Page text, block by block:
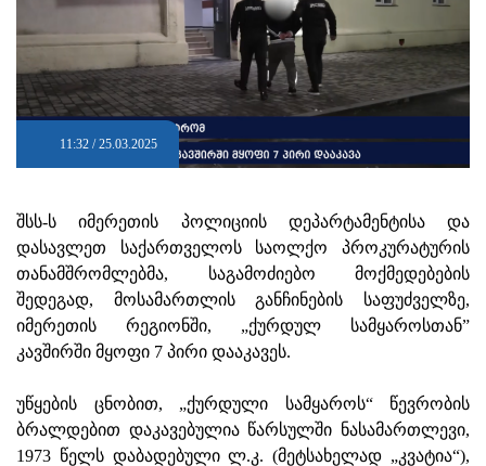
11:32 / 25.03.2025
შსს-ს იმერეთის პოლიციის დეპარტამენტისა და
დასავლეთ საქართველოს საოლქო პროკურატურის
თანამშრომლებმა, საგამოძიებო მოქმედებების
შედეგად, მოსამართლის განჩინების საფუძველზე,
იმერეთის რეგიონში, „ქურდულ სამყაროსთან”
კავშირში მყოფი 7 პირი დააკავეს.
უწყების ცნობით, „ქურდული სამყაროს“ წევრობის
ბრალდებით დაკავებულია წარსულში ნასამართლევი,
1973 წელს დაბადებული ლ.კ. (მეტსახელად „კვატია“),